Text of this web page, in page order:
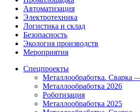
Автоматизация
Электротехника
Логистика и склад
Безопасность
Экология производств
Мероприятия
Спецпроекты
Металлообработка. Сварка
Металлообработка 2026
Роботизация
Металлообработка 2025